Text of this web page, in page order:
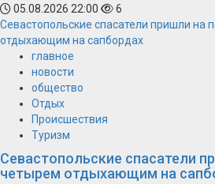
05.08.2026 22:00
6
Севастопольские спасатели пришли на
отдыхающим на сапбордах
главное
новости
общество
Отдых
Происшествия
Туризм
Севастопольские спасатели
четырем отдыхающим на